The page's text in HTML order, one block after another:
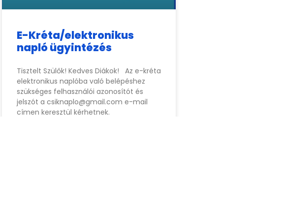
E-Kréta/elektronikus
napló ügyintézés
Tisztelt Szülők! Kedves Diákok! Az e-kréta
elektronikus naplóba való belépéshez
szükséges felhasználói azonosítót és
jelszót a csiknaplo@gmail.com e-mail
címen keresztül kérhetnek.